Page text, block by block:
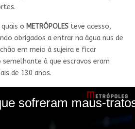
o METRÓPOLESteve acesso,
obrigados a entrar na água nus de
em meio à sujeira e ficar
à que escravos eram
de 130 anos.